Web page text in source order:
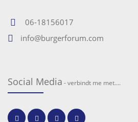
06-18156017
info@burgerforum.com
Social Media - verbindt me met....